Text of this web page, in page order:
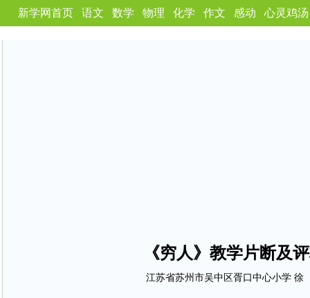
新学网首页 语文 数学 物理 化学 作文 感动 心灵鸡汤
《穷人》教学片断及
江苏省苏州市吴中区胥口中心小学